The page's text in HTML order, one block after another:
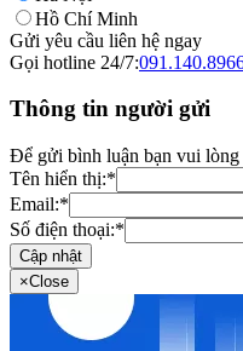
Hồ Chí Minh
Gửi yêu cầu liên hệ ngay
Gọi hotline 24/7:
Thông tin người gửi
Để gửi bình luận bạn vui lòng
Tên hiển thị:*
Email:*
Số điện thoại:*
Cập nhật
×Close